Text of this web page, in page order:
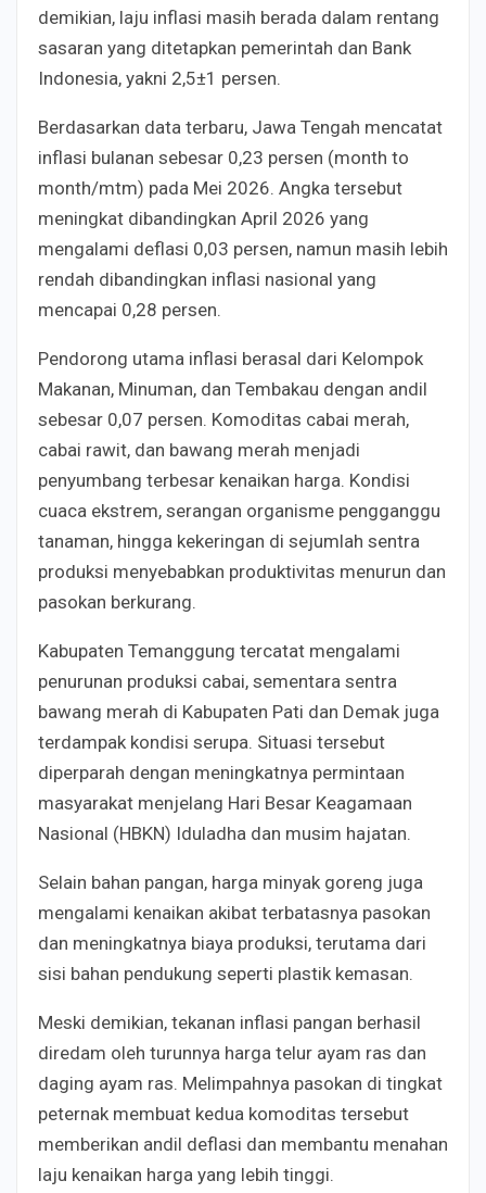
demikian, laju inflasi masih berada dalam rentang
sasaran yang ditetapkan pemerintah dan Bank
Indonesia, yakni 2,5±1 persen.
Berdasarkan data terbaru, Jawa Tengah mencatat
inflasi bulanan sebesar 0,23 persen (month to
month/mtm) pada Mei 2026. Angka tersebut
meningkat dibandingkan April 2026 yang
mengalami deflasi 0,03 persen, namun masih lebih
rendah dibandingkan inflasi nasional yang
mencapai 0,28 persen.
Pendorong utama inflasi berasal dari Kelompok
Makanan, Minuman, dan Tembakau dengan andil
sebesar 0,07 persen. Komoditas cabai merah,
cabai rawit, dan bawang merah menjadi
penyumbang terbesar kenaikan harga. Kondisi
cuaca ekstrem, serangan organisme pengganggu
tanaman, hingga kekeringan di sejumlah sentra
produksi menyebabkan produktivitas menurun dan
pasokan berkurang.
Kabupaten Temanggung tercatat mengalami
penurunan produksi cabai, sementara sentra
bawang merah di Kabupaten Pati dan Demak juga
terdampak kondisi serupa. Situasi tersebut
diperparah dengan meningkatnya permintaan
masyarakat menjelang Hari Besar Keagamaan
Nasional (HBKN) Iduladha dan musim hajatan.
Selain bahan pangan, harga minyak goreng juga
mengalami kenaikan akibat terbatasnya pasokan
dan meningkatnya biaya produksi, terutama dari
sisi bahan pendukung seperti plastik kemasan.
Meski demikian, tekanan inflasi pangan berhasil
diredam oleh turunnya harga telur ayam ras dan
daging ayam ras. Melimpahnya pasokan di tingkat
peternak membuat kedua komoditas tersebut
memberikan andil deflasi dan membantu menahan
laju kenaikan harga yang lebih tinggi.